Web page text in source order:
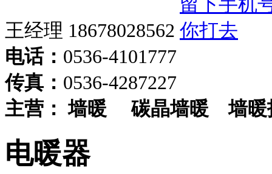
王经理 18678028562
电话： 0536-4101777
传真： 0536-4287227
主营： 墙暖碳晶墙暖墙暖
电暖器